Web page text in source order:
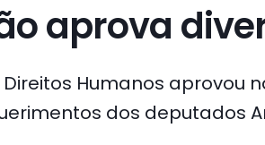
aprova
Humanos aprovou
dos deputados